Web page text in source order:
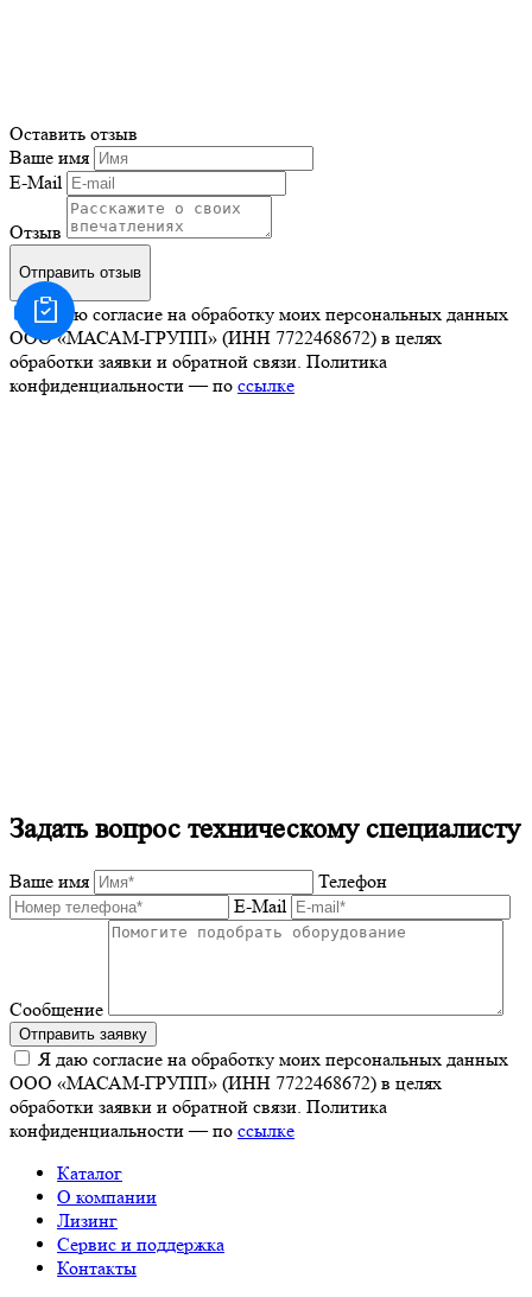
Оставить отзыв
Ваше имя
E-Mail
Отзыв
Отправить отзыв
Я даю согласие на обработку моих персональных данных
ООО «МАСАМ-ГРУПП» (ИНН 7722468672) в целях
обработки заявки и обратной связи. Политика
конфиденциальности — по ссылке
Задать вопрос техническому специалисту
Ваше имя
Телефон
E-Mail
Сообщение
Отправить заявку
Я даю согласие на обработку моих персональных данных
ООО «МАСАМ-ГРУПП» (ИНН 7722468672) в целях
обработки заявки и обратной связи. Политика
конфиденциальности — по ссылке
Каталог
О компании
Лизинг
Сервис и поддержка
Контакты